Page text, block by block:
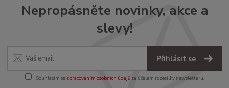
Nepropásněte novinky, akce a
slevy!
Přihlásit se
Souhlasím se zpracováním osobních údajůza účelem rozesílky newsletteru.